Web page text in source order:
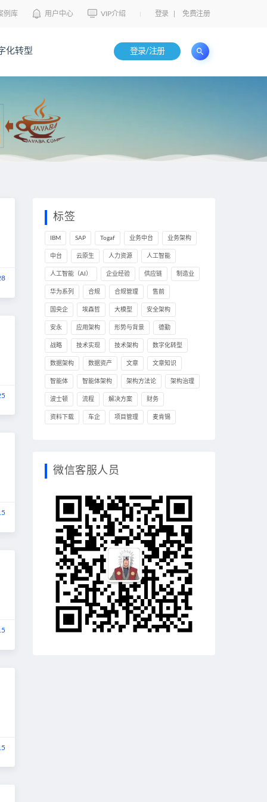
例库 用户中心 VIP介绍 登录 免费注册
化转型 登录/注册
标签
IBM SAP Togaf 业务中台 业务架构
中台 云原生 人力资源 人工智能
人工智能（AI） 企业经验 供应链 制造业
华为系列 合规 合规管理 售前
国央企 埃森哲 大模型 安全架构
安永 应用架构 形势与背景 德勤
战略 技术实现 技术架构 数字化转型
数据架构 数据资产 文章 文章知识
智能体 智能体架构 架构方法论 架构治理
波士顿 流程 解决方案 财务
资料下载 车企 项目管理 麦肯锡
微信客服人员